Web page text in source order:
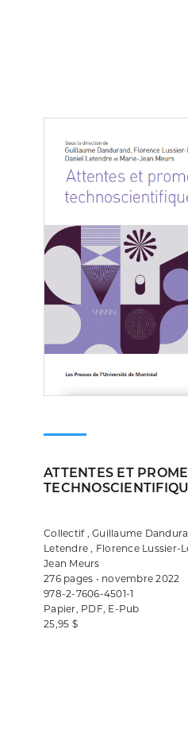
ATTENTES ET
Collectif , Guillaume
Letendre , Florence Lussier-
Jean Meurs
276 pages • novembre 2022
978-2-7606-4501-1
Papier, PDF, E-Pub
25,95 $